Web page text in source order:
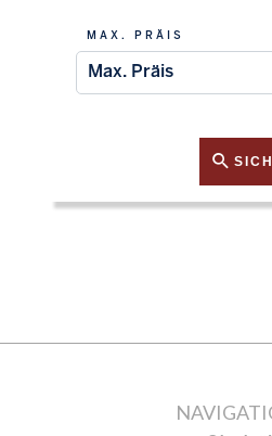
MAX. PRÄIS
SICH